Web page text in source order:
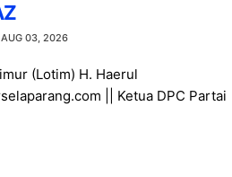
AUG 03, 2026
(Lotim) H. Haerul
|| Ketua DPC Partai